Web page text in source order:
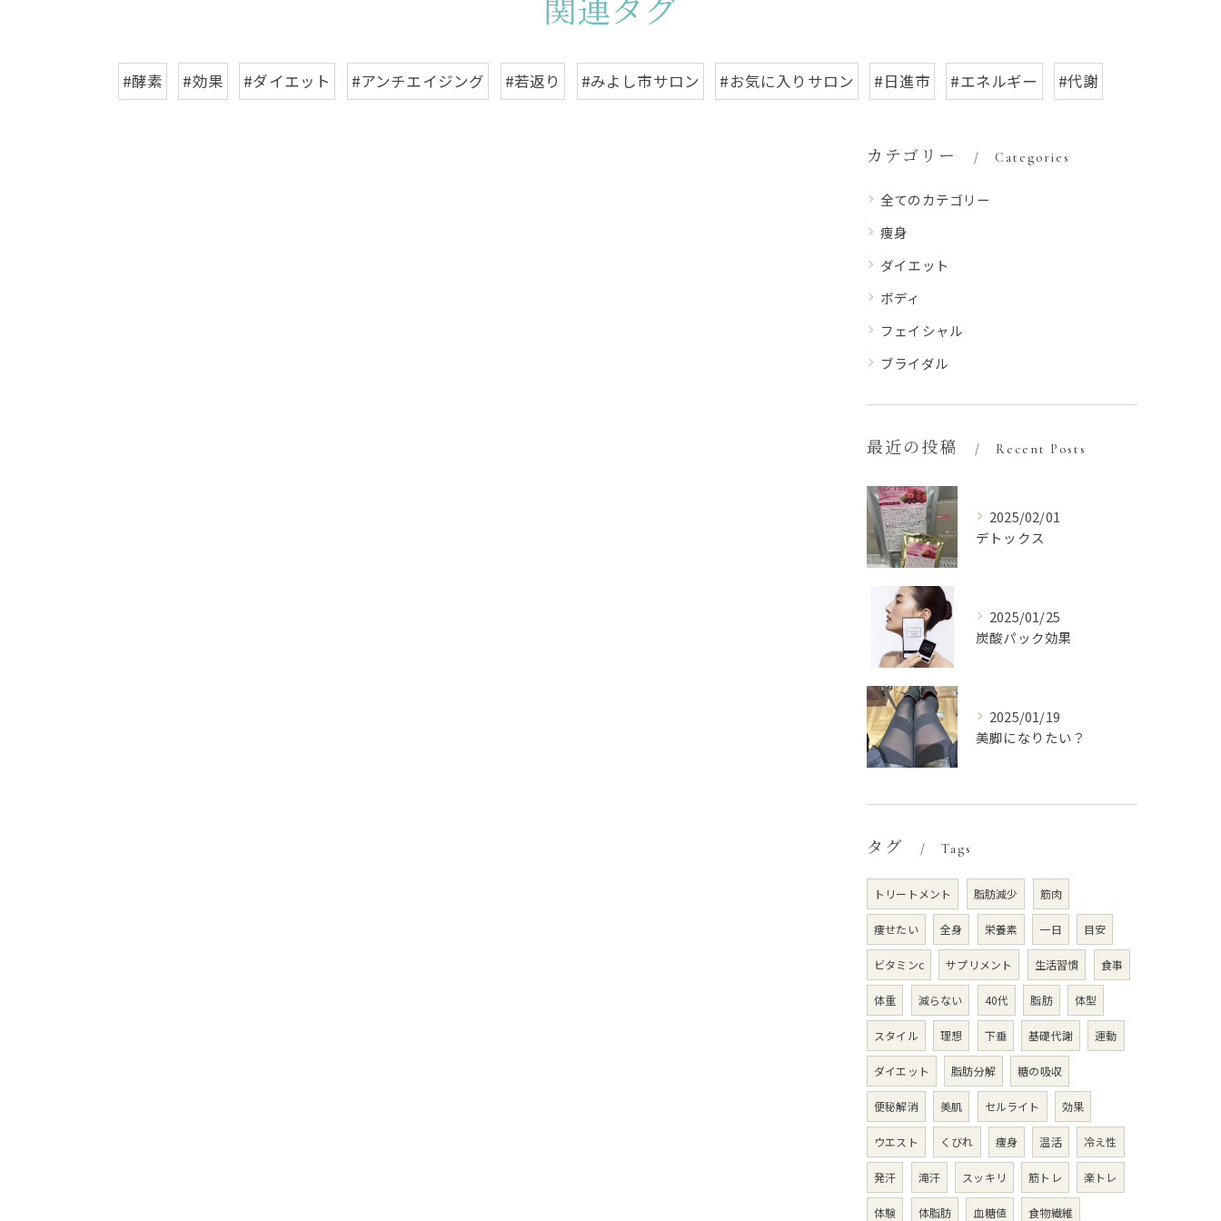
関連タグ
#酵素 #効果 #ダイエット #アンチエイジング #若返り #みよし市サロン #お気に入りサロン #日進市 #エネルギー #代謝
カテゴリー Categories
全てのカテゴリー
痩身
ダイエット
ボディ
フェイシャル
ブライダル
最近の投稿 Recent Posts
2025/02/01
デトックス
2025/01/25
炭酸パック効果
2025/01/19
美脚になりたい？
タグ Tags
トリートメント 脂肪減少 筋肉
痩せたい 全身 栄養素 一日 目安
ビタミンc サプリメント 生活習慣 食事
体重 減らない 40代 脂肪 体型
スタイル 理想 下垂 基礎代謝 運動
ダイエット 脂肪分解 糖の吸収
便秘解消 美肌 セルライト 効果
ウエスト くびれ 痩身 温活 冷え性
発汗 滝汗 スッキリ 筋トレ 楽トレ
体験 体脂肪 血糖値 食物繊維